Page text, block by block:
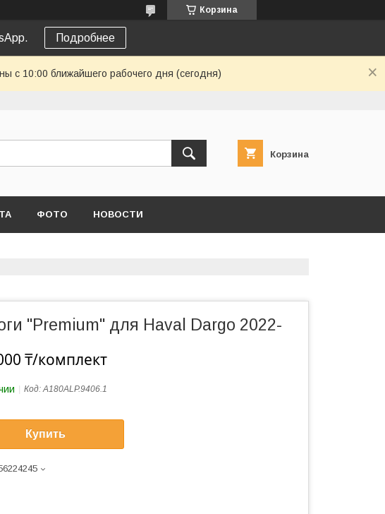
Корзина
Подробнее
с 10:00 ближайшего рабочего дня (сегодня)
Корзина
ФОТО НОВОСТИ
"Premium" для Haval Dargo 2022-
₸/комплект
Код:A180ALP.9406.1
Купить